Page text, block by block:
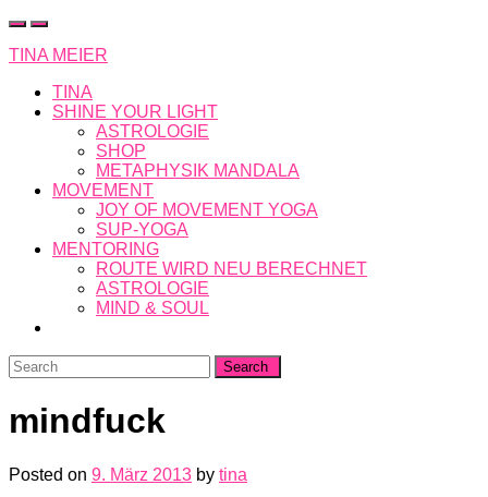
Skip
content
TINA MEIER
TINA
SHINE YOUR LIGHT
ASTROLOGIE
SHOP
METAPHYSIK MANDALA
MOVEMENT
JOY OF MOVEMENT YOGA
SUP-YOGA
MENTORING
ROUTE WIRD NEU BERECHNET
ASTROLOGIE
MIND & SOUL
Search
for:
mindfuck
Posted on 9. März 2013 by tina